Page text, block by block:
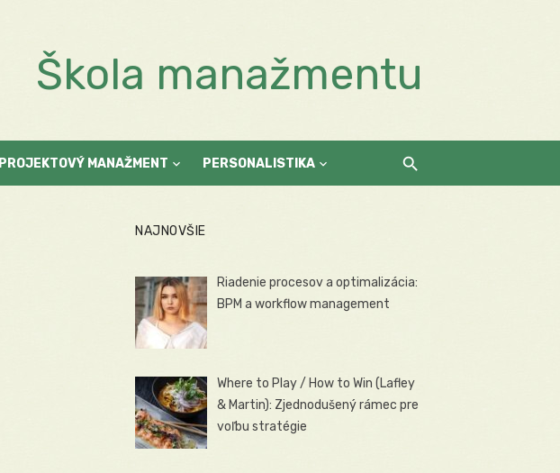
Škola manažmentu
PROJEKTOVÝ MANAŽMENT PERSONALISTIKA
NAJNOVŠIE
Riadenie procesov a optimalizácia:
BPM a workflow management
Where to Play / How to Win (Lafley
& Martin): Zjednodušený rámec pre
voľbu stratégie